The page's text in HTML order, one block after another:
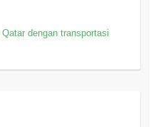
dengan transportasi